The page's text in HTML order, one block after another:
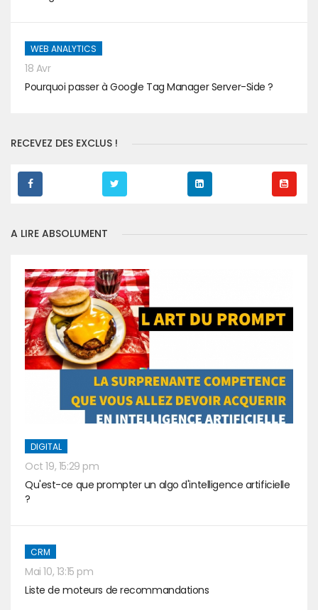
WEB ANALYTICS
18 Avr
Pourquoi passer à Google Tag Manager Server-Side ?
RECEVEZ DES EXCLUS !
A LIRE ABSOLUMENT
DIGITAL
Oct 19, 15:29 pm
Qu'est-ce que prompter un algo d'intelligence artificielle
?
CRM
Mai 10, 13:15 pm
Liste de moteurs de recommandations